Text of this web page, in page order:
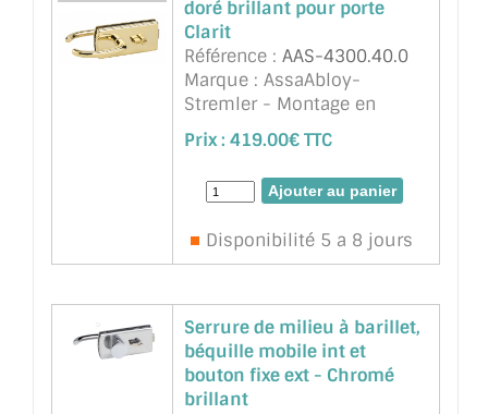
doré brillant pour porte
Clarit
Référence : AAS-4300.40.0
Marque : AssaAbloy-
Stremler - Montage en
encoche 64A pour verre
trempé de 8mm et 10mm.
Livré avec gache plate et 3
clés.
Prix : 419.00€ TTC
Disponibilité 5 a 8 jours
Serrure de milieu à barillet,
béquille mobile int et
bouton fixe ext - Chromé
brillant